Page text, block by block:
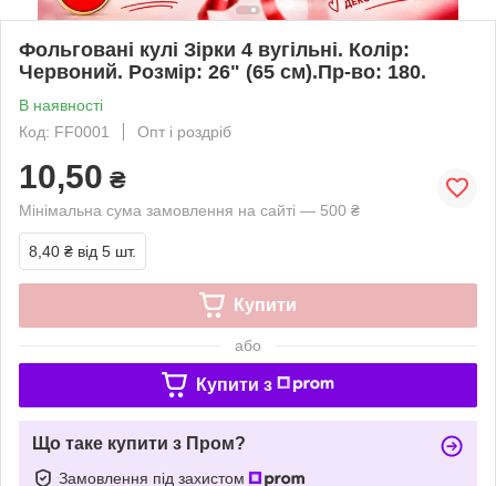
Фольговані кулі Зірки 4 вугільні. Колір:
Червоний. Розмір: 26" (65 см).Пр-во: 180.
В наявності
Код: FF0001
Опт і роздріб
10,50 ₴
Мінімальна сума замовлення на сайті — 500 ₴
8,40 ₴ від 5 шт.
Купити
або
Купити з
Що таке купити з Пром?
Замовлення під захистом